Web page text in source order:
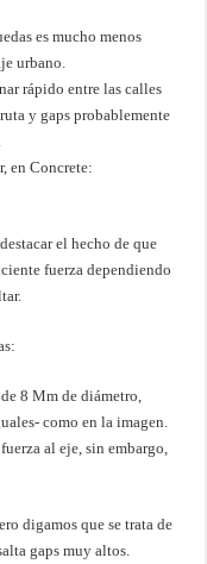
es mucho menos
urbano.
rápido entre las calles
y gaps probablemente
en Concrete:
el hecho de que
fuerza dependiendo
8 Mm de diámetro,
como en la imagen.
al eje, sin embargo,
digamos que se trata de
gaps muy altos.